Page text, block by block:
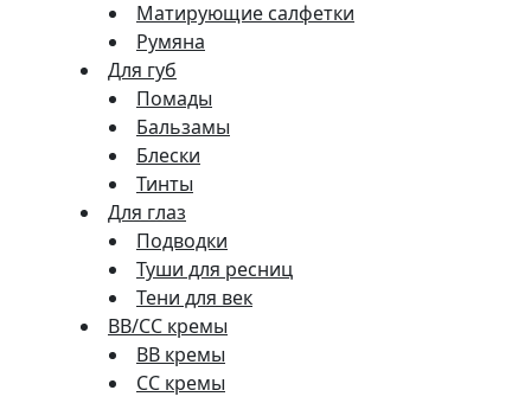
Матирующие салфетки
Румяна
Для губ
Помады
Бальзамы
Блески
Тинты
Для глаз
Подводки
Туши для ресниц
Тени для век
BB/CC кремы
BB кремы
СС кремы